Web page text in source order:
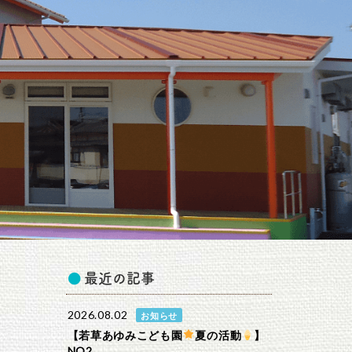
最近の記事
2026.08.02 お知らせ
【若草あゆみこども園 夏の活動
】